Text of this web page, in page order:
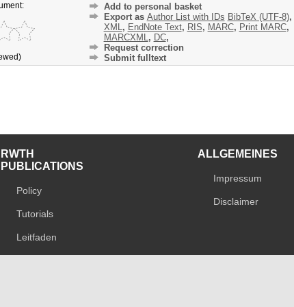
Add to personal basket
Export as Author List with IDs BibTeX (UTF-8),
XML , EndNote Text, RIS, MARC, Print MARC,
MARCXML , DC,
Request correction
Submit fulltext
RWTH
PUBLICATIONS
Policy
Tutorials
Leitfaden
ALLGEMEINES
Impressum
Disclaimer